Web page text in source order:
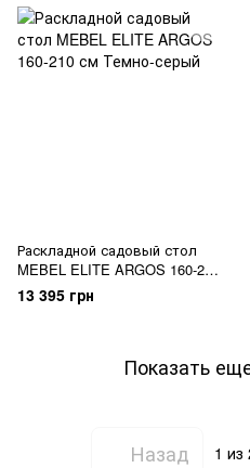
Раскладной садовый стол
MEBEL ELITE ARGOS 160-210
см Темно-серый
13 395 грн
Показать
Назад 1 из